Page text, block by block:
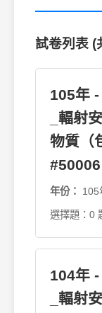
試卷列表 (
105年
_輻射
物質（
#50006
年份： 105
選擇題：0
104年
_輻射